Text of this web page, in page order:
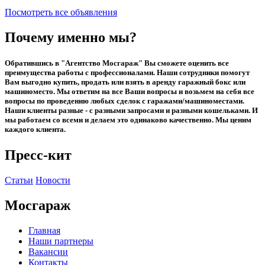
Посмотреть все объявления
Почему именно мы?
Обратившись в "Агентство Мосгараж" Вы сможете оценить все
преимущества работы с профессионалами. Наши сотрудники помогут
Вам выгодно купить, продать или взять в аренду гаражный бокс или
машиноместо. Мы ответим на все Ваши вопросы и возьмем на себя все
вопросы по проведению любых сделок с гаражами/машиноместами.
Наши клиенты разные - с разными запросами и разными кошельками. И
мы работаем со всеми и делаем это одинаково качественно. Мы ценим
каждого клиента.
Пресс-кит
Статьи Новости
Мосгараж
Главная
Наши партнеры
Вакансии
Контакты